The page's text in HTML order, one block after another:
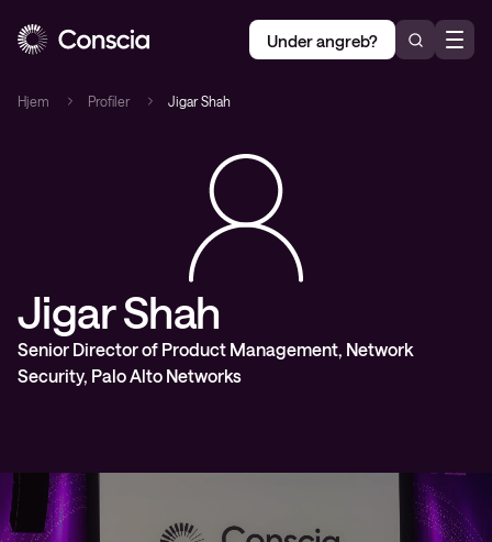
Under angreb?
Hjem Profiler Jigar Shah
Jigar Shah
Senior Director of Product Management, Network
Security, Palo Alto Networks